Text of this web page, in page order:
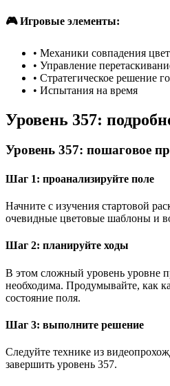
🎮 Игровые элементы:
• Механики совпадения
• Управление
• Стратегическое решение
• Испытания на время
Уровень 357:
Уровень 357: пошаговое
Шаг 1: проанализируйте поле
Начните с изучения стартовой
очевидные цветовые шаблоны и
Шаг 2: планируйте ходы
В этом сложный уровень уровне
необходима. Продумывайте, как
состояние поля.
Шаг 3: выполните решение
Следуйте технике из
завершить уровень 357.